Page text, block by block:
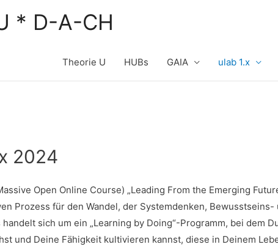
* D-A-CH
Theorie U HUBs GAIA ulab 1.x
2024
Open Online Course) „Leading From the Emerging
Prozess für den Wandel, der Systemdenken,
sich um ein „Learning by Doing“-Programm, bei dem
und Deine Fähigkeit kultivieren kannst, diese in Deinem